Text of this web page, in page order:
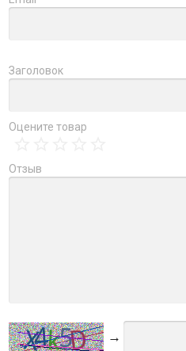
Заголовок
Оцените товар
Отзыв
→